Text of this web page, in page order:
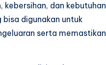
dan kebutuhan
bisa digunakan untuk
serta memastikan